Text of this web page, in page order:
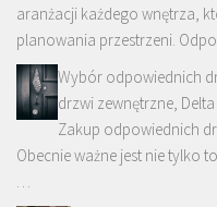
aranżacji każdego wnętrza,
planowania przestrzeni.
Wybór odpowiednich
drzwi zewnętrzne,
Zakup odpowiednich
Obecnie ważne jest nie tylko
…